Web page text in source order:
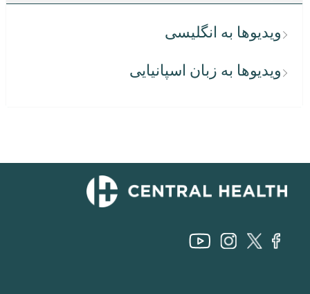
ویدیوها به انگلیسی
ویدیوها به زبان اسپانیایی